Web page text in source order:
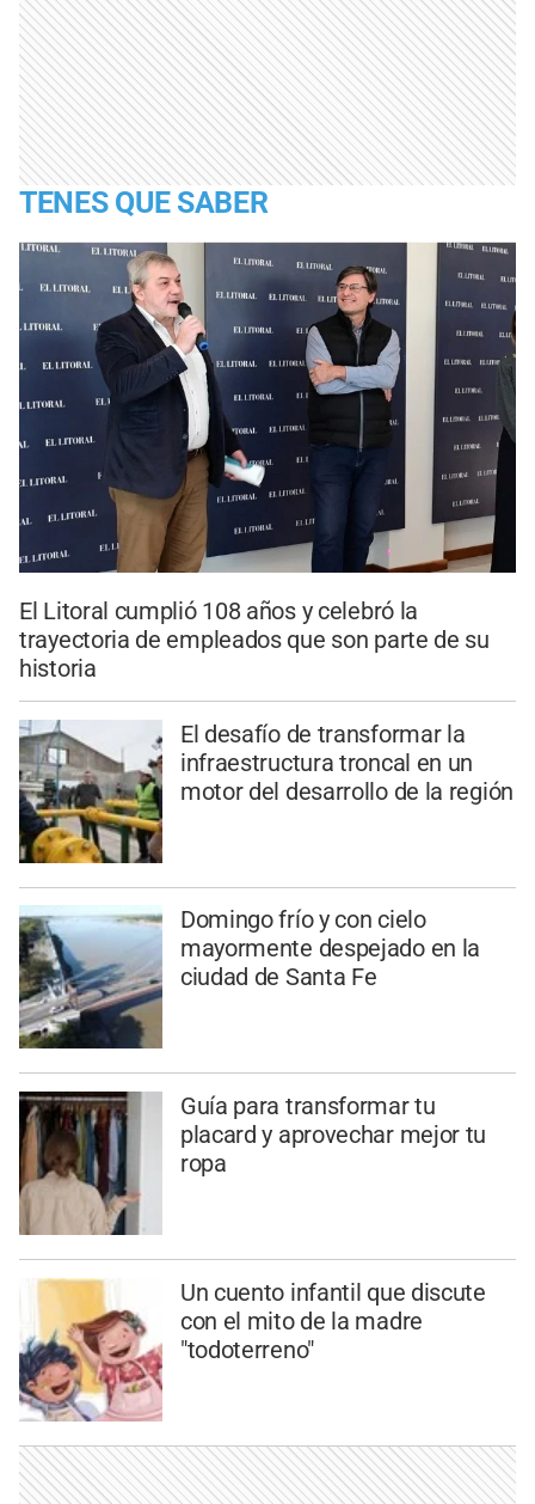
TENES QUE SABER
El Litoral cumplió 108 años y celebró la
trayectoria de empleados que son parte de su
historia
El desafío de transformar la
infraestructura troncal en un
motor del desarrollo de la región
Domingo frío y con cielo
mayormente despejado en la
ciudad de Santa Fe
Guía para transformar tu
placard y aprovechar mejor tu
ropa
Un cuento infantil que discute
con el mito de la madre
"todoterreno"